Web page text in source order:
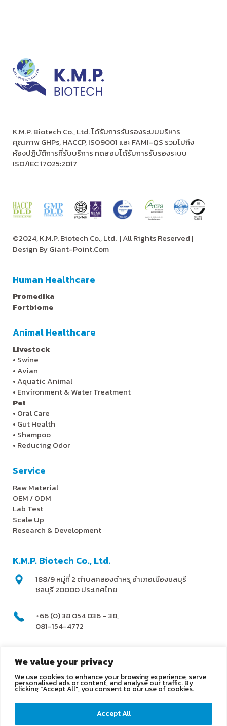
We value your privacy
We use cookies to enhance your browsing experience, serve
personalised ads or content, and analyse our traffic. By
clicking "Accept All", you consent to our use of cookies.
Accept All
K.M.P. Biotech Co., Ltd. ได้รับการรับรองระบบบริหาร
คุณภาพ GHPs, HACCP, ISO9001 และ FAMI-QS รวมไปถึง
ห้องปฏิบัติการที่รับบริการ ทดสอบได้รับการรับรองระบบ
ISO/IEC 17025:2017
©2024, K.M.P. Biotech Co., Ltd. | All Rights Reserved |
Design ByGiant-Point.Com
Human Healthcare
Promedika
Fortbiome
Animal Healthcare
Livestock
• Swine
•Avian
•Aquatic Animal
• Environment & Water Treatment
Pet
• Oral Care
• Gut Health
• Shampoo
• Reducing Odor
Service
Raw Material
OEM / ODM
Lab Test
Scale Up
Research & Development
K.M.P. Biotech Co., Ltd.
188/9 หมู่ที่ 2 ตำบลคลองตำหรุ อำเภอเมืองชลบุรี
ชลบุรี 20000 ประเทศไทย
+66 (0) 38 054 036 – 38,
081-154-4772
info@kmpbiotech.com
Kmpbiotech